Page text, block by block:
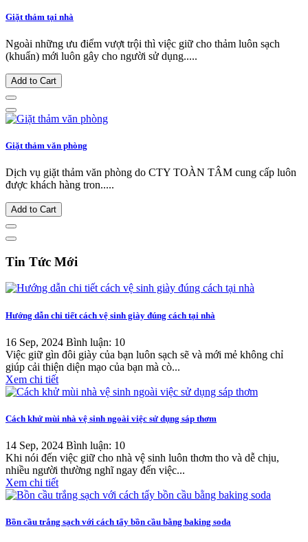
Giặt thảm tại nhà
Ngoài những ưu điểm vượt trội thì việc giữ cho thảm luôn sạch
(khuẩn) mới luôn gây cho người sử dụng.....
Add to Cart
Giặt thảm văn phòng
Dịch vụ giặt thảm văn phòng do CTY TOÀN TÂM cung cấp luôn
được khách hàng tron.....
Add to Cart
Tin Tức Mới
Hướng dẫn chi tiết cách vệ sinh giày đúng cách tại nhà
16 Sep, 2024 Bình luận: 10
Việc giữ gìn đôi giày của bạn luôn sạch sẽ và mới mẻ không chỉ
giúp cải thiện diện mạo của bạn mà cò...
Xem chi tiết
Cách khử mùi nhà vệ sinh ngoài việc sử dụng sáp thơm
14 Sep, 2024 Bình luận: 10
Khi nói đến việc giữ cho nhà vệ sinh luôn thơm tho và dễ chịu,
nhiều người thường nghĩ ngay đến việc...
Xem chi tiết
Bồn cầu trắng sạch với cách tẩy bồn cầu bằng baking soda